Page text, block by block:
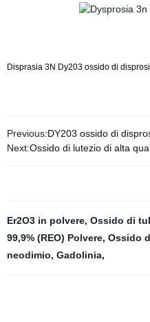
Disprasia 3N Dy203 ossido di
Previous:DY203 ossido di
Next:Ossido di lutezio di alta
Er2O3 in polvere, Ossido di
99,9% (REO) Polvere, Ossido
neodimio, Gadolinia,